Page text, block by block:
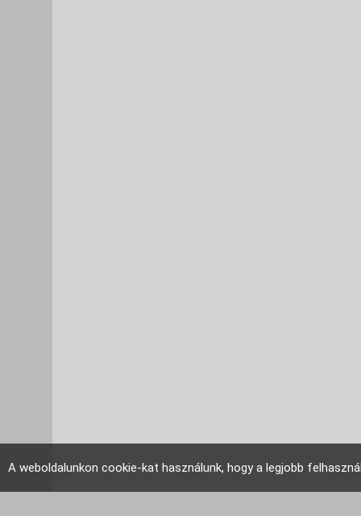
A weboldalunkon cookie-kat használunk, hogy a legjobb